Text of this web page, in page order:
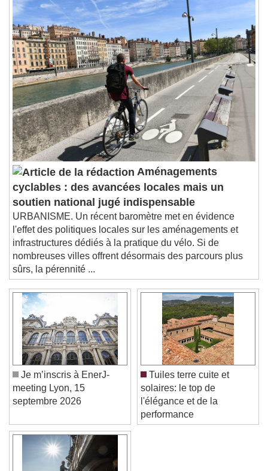
Chapters
Chapters
Descriptions
descriptions off, selected
Subtitles
subtitles settings, opens subtitles
settings dialog
subtitles off, selected
Audio Track
Picture-in-Picture
Fullscreen
This is a modal window.
Beginning of dialog window. Escape will cancel
and close the window.
Text
Color Opacity
Text Background
Color Opacity
Caption Area Background
Color Opacity
Font Size
Text Edge Style
Font Family
Reset
Done
Aménagements
cyclables : des avancées locales mais un
soutien national jugé indispensable
URBANISME. Un récent baromètre met en évidence
l'effet des politiques locales sur les aménagements et
infrastructures dédiés à la pratique du vélo. Si de
nombreuses villes offrent désormais des parcours plus
sûrs, la pérennité ...
Je m’inscris à EnerJ-
meeting Lyon, 15
septembre 2026
Tuiles terre cuite et
solaires: le top de
l'élégance et de la
performance